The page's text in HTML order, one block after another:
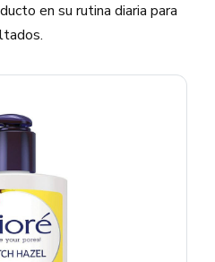
en su rutina diaria para